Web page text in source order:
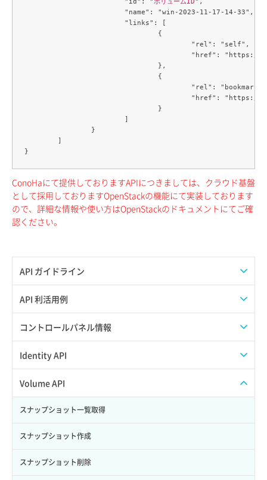
API ガイドライン
APIのご利用について
API 利活用例
APIでAPIサブユーザーを作成する
APIでVPSにISOイメージを挿入する
APIでVPSを作成する
コントロールパネル情報
APIユーザーを作成する
API情報を確認する
Identity API
Credential一覧取得
Credential作成
Credential削除
Credential詳細取得
Volume API
スナップショット一覧取得
スナップショット作成
スナップショット削除
"href":
"href":
ConoHaにて提供しておりますAPIにつきましては、クラウド基盤
として採用しておりますOpenStackの機能にて実装しております
ので、詳細な情報や使い方はOpenStackのドキュメントにてご確
認ください。